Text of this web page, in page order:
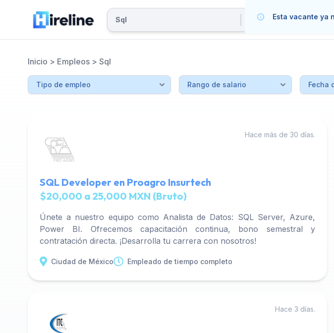
Inicio > Empleos > Sql
Hace más de 30 días.
SQL Developer en Proagro Insurtech
$20,000 a 25,000 MXN (Bruto)
Únete a nuestro equipo como Analista de Datos: SQL Server, Azure,
Power BI. Ofrecemos capacitación continua, bono semestral y
contratación directa. ¡Desarrolla tu carrera con nosotros!
Ciudad de México Empleado de tiempo completo
Hace 3 días.
Esta vacante ya